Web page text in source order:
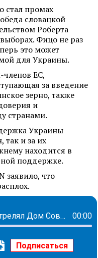
стал промах
словацкой
Роберта
Фицо не раз
это может
для Украины.
членов ЕС,
за введение
зерно, также
и
странами.
Украины
так и за их
находится в
поддержке.
заявило, что
30 лет назад Ельцин расстрелял Дом Советов, чтобы провести приватизацию 00:00